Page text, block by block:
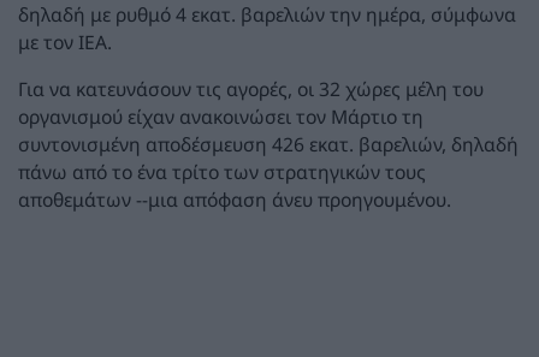
δηλαδή με ρυθμό 4 εκατ. βαρελιών την ημέρα, σύμφωνα
με τον ΙΕΑ.
Για να κατευνάσουν τις αγορές, οι 32 χώρες μέλη του
οργανισμού είχαν ανακοινώσει τον Μάρτιο τη
συντονισμένη αποδέσμευση 426 εκατ. βαρελιών, δηλαδή
πάνω από το ένα τρίτο των στρατηγικών τους
αποθεμάτων --μια απόφαση άνευ προηγουμένου.